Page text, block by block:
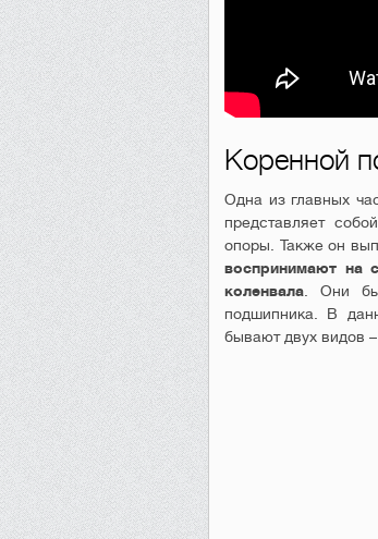
Коренной
Одна из главных
представляет
опоры. Также он
воспринимают на
коленвала . Они
подшипника. В
бывают двух видов